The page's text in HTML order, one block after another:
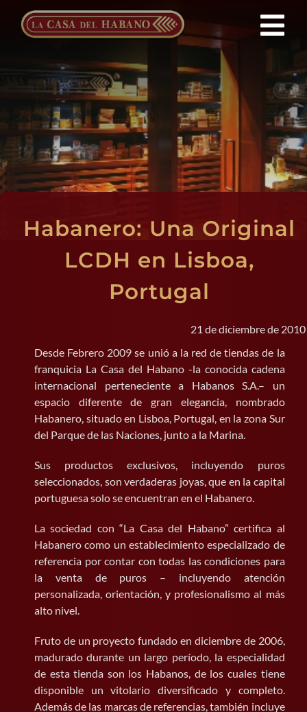
contenido
FRANQUICIAS
PRODUCTOS
NOTICIAS
Habanero: Una Original
LCDH en Lisboa,
Portugal
21 de diciembre de 2010
Desde Febrero 2009 se unió a la red de tiendas de la
franquicia La Casa del Habano -la conocida cadena
internacional perteneciente a Habanos S.A.– un
espacio diferente de gran elegancia, nombrado
Habanero, situado en Lisboa, Portugal, en la zona Sur
del Parque de las Naciones, junto a la Marina.
Sus productos exclusivos, incluyendo puros
seleccionados, son verdaderas joyas, que en la capital
portuguesa solo se encuentran en el Habanero.
La sociedad con “La Casa del Habano” certifica al
Habanero como un establecimiento especializado de
referencia por contar con todas las condiciones para
la venta de puros – incluyendo atención
personalizada, orientación, y profesionalismo al más
alto nivel.
Fruto de un proyecto fundado en diciembre de 2006,
madurado durante un largo período, la especialidad
de esta tienda son los Habanos, de los cuales tiene
disponible un vitolario diversificado y completo.
Además de las marcas de referencias, también incluye